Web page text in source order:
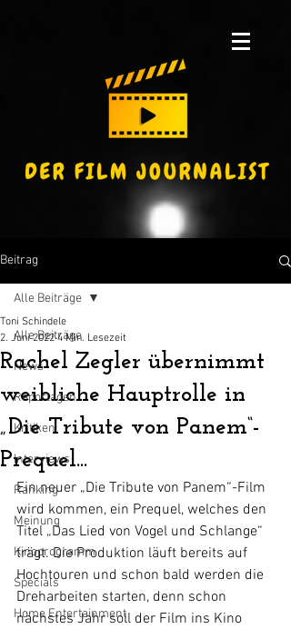
Beitrag
Alle Beiträge
News
Reportagen
Kritiken
Interviews
Ranking
Meinung
Kinoprogramm
Specials
Home Entertainment
Alle Beiträge
Rachel Zegler übernimmt
weibliche Hauptrolle in
„Die Tribute von Panem“-
Prequel...
Toni Schindele
2. Juni 2022 4 Min. Lesezeit
Ein neuer „Die Tribute von Panem“-Film
wird kommen, ein Prequel, welches den
Titel „Das Lied von Vogel und Schlange“
trägt. Die Produktion läuft bereits auf
Hochtouren und schon bald werden die
Dreharbeiten starten, denn schon
nächstes Jahr soll der Film ins Kino